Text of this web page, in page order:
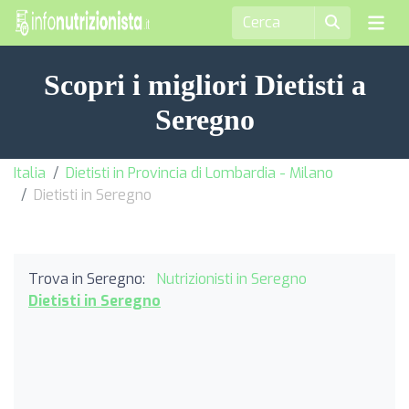
Scopri i migliori Dietisti a
Seregno
Italia
Dietisti in Provincia di Lombardia - Milano
Dietisti in Seregno
Trova in Seregno:
Nutrizionisti in Seregno
Dietisti in Seregno